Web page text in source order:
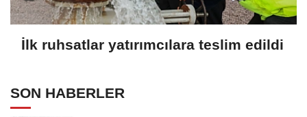
İlk ruhsatlar yatırımcılara teslim edildi
SON HABERLER